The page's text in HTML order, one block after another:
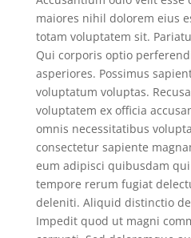
maiores nihil dolorem eius
totam voluptatem sit.
Qui corporis optio
asperiores. Possimus
voluptatum voluptas.
voluptatem ex officia
omnis necessitatibus
consectetur sapiente
eum adipisci quibusdam
tempore rerum fugiat
deleniti. Aliquid distinctio
Impedit quod ut magni